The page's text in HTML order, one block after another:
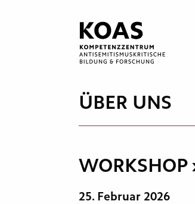
Inhalt
springen
ÜBER UNS
WORKSHOP
25. Februar 2026